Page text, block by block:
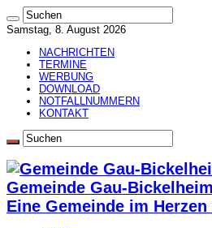
Samstag, 8. August 2026
NACHRICHTEN
TERMINE
WERBUNG
DOWNLOAD
NOTFALLNUMMERN
KONTAKT
Gemeinde Gau-
Eine Gemeinde im